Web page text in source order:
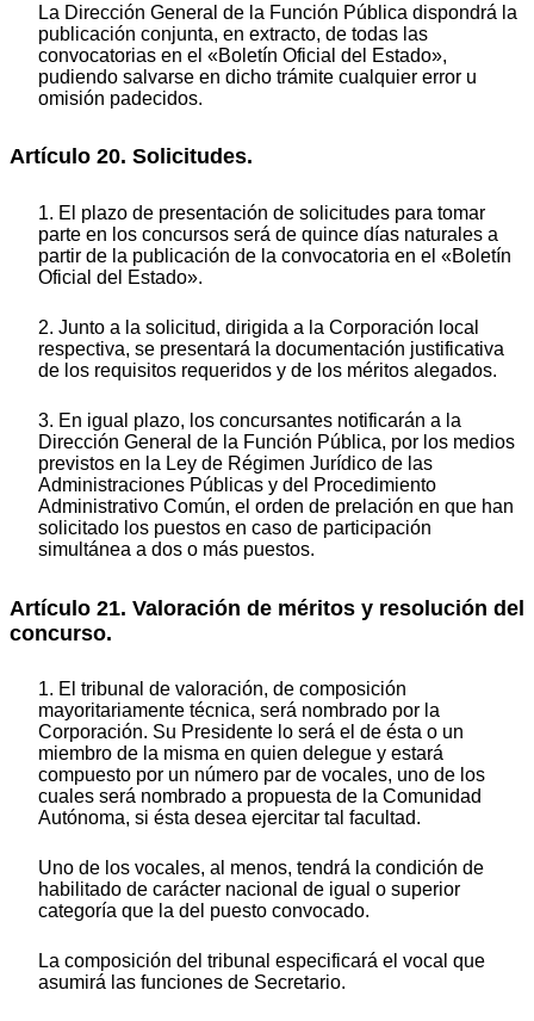
La Dirección General de la Función Pública dispondrá la
publicación conjunta, en extracto, de todas las
convocatorias en el «Boletín Oficial del Estado»,
pudiendo salvarse en dicho trámite cualquier error u
omisión padecidos.
Artículo 20. Solicitudes.
1. El plazo de presentación de solicitudes para tomar
parte en los concursos será de quince días naturales a
partir de la publicación de la convocatoria en el «Boletín
Oficial del Estado».
2. Junto a la solicitud, dirigida a la Corporación local
respectiva, se presentará la documentación justificativa
de los requisitos requeridos y de los méritos alegados.
3. En igual plazo, los concursantes notificarán a la
Dirección General de la Función Pública, por los medios
previstos en la Ley de Régimen Jurídico de las
Administraciones Públicas y del Procedimiento
Administrativo Común, el orden de prelación en que han
solicitado los puestos en caso de participación
simultánea a dos o más puestos.
Artículo 21. Valoración de méritos y resolución del
concurso.
1. El tribunal de valoración, de composición
mayoritariamente técnica, será nombrado por la
Corporación. Su Presidente lo será el de ésta o un
miembro de la misma en quien delegue y estará
compuesto por un número par de vocales, uno de los
cuales será nombrado a propuesta de la Comunidad
Autónoma, si ésta desea ejercitar tal facultad.
Uno de los vocales, al menos, tendrá la condición de
habilitado de carácter nacional de igual o superior
categoría que la del puesto convocado.
La composición del tribunal especificará el vocal que
asumirá las funciones de Secretario.